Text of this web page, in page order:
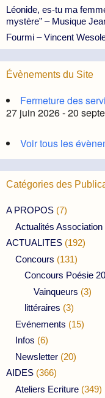
Léonide, es-tu ma
mystère” – Musique
Fourmi – Vincent
Évènements du Site
Fermeture des
27 juin 2026 - 20
Voir tous les
Catégories des
A PROPOS (7)
Actualités Association
ACTUALITES (192)
Concours (131)
Concours Poésie
Vainqueurs (3)
littéraires (3)
Evénements (15)
Infos (6)
Newsletter (20)
AIDES (366)
Ateliers Ecriture (349)